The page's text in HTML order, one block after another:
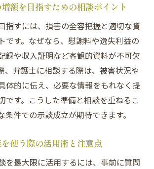
額を目指すための相談ポイント
指すには、損害の全容把握と適切な資
です。なぜなら、慰謝料や逸失利益の
録や収入証明など客観的資料が不可欠
、弁護士に相談する際は、被害状況や
体的に伝え、必要な情報をもれなく提
です。こうした準備と相談を重ねるこ
条件での示談成立が期待できます。
使う際の活用術と注意点
を最大限に活用するには、事前に質問